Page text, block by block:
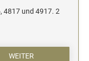
4817 und 4917. 2